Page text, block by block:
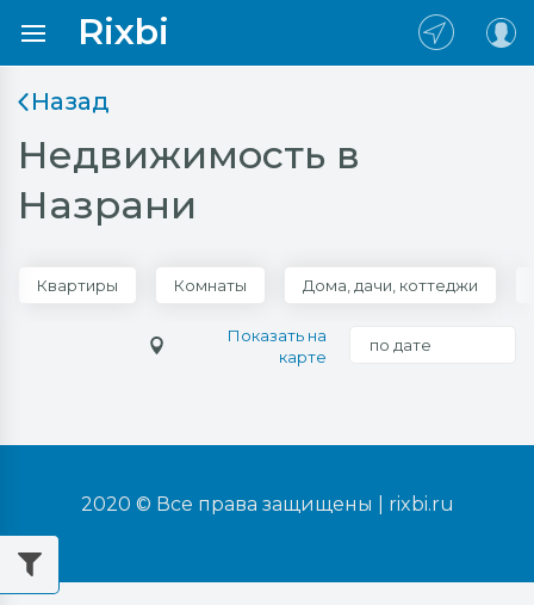
Rixbi
Назад
Недвижимость в
Назрани
Квартиры Комнаты Дома, дачи, коттеджи
Показать на
карте
по дате
2020 © Все права защищены | rixbi.ru